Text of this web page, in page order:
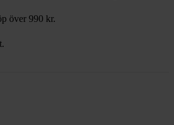
över 990 kr.